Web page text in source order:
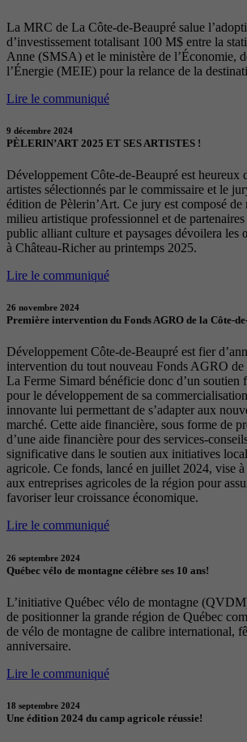
La MRC de La Côte-de-Beaupré salue
d’investissement totalisant 100 M$ entre la
Anne (SMSA) et le ministère de l’Économie,
l’Énergie (MEIE) pour la relance de la
Lire le communiqué
9 décembre 2024
PÈLERIN’ART 2025 ET SES ARTISTES !
Développement Côte-de-Beaupré est heureux
artistes sélectionnés par le commissaire et le
édition de Pèlerin’Art. Ce jury est composé de
milieu artistique professionnel et de
public alliant culture et paysages dévoilera les
à Château-Richer au printemps 2025.
Lire le communiqué
26 novembre 2024
Première intervention du Fonds AGRO de la Côte-
Développement Côte-de-Beaupré est fier
intervention du tout nouveau Fonds AGRO de
La Ferme Simard bénéficie donc d’un soutien
pour le développement de sa
innovante lui permettant de s’adapter aux
marché. Cette aide financière, sous forme de
d’une aide financière pour des services-
significative dans le soutien aux initiatives
agricole. Ce fonds, lancé en juillet 2024, vise
aux entreprises agricoles de la région pour
favoriser leur croissance économique.
Lire le communiqué
26 septembre 2024
Québec vélo de montagne célèbre ses 10 ans!
L’initiative Québec vélo de montagne
de positionner la grande région de Québec
de vélo de montagne de calibre international,
anniversaire.
Lire le communiqué
18 septembre 2024
Une édition 2024 du camp agricole réussie!